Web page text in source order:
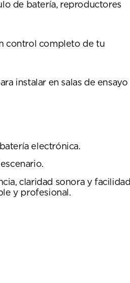
de batería, reproductores
control completo de tu
instalar en salas de ensayo
electrónica.
claridad sonora y facilidad
y profesional.